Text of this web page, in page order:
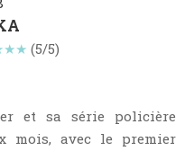
(5/5)
et sa série policière
mois, avec le premier